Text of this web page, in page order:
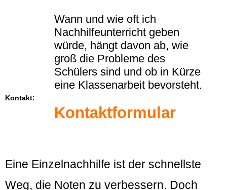
Wann und wie oft ich
Nachhilfeunterricht geben
würde, hängt davon ab, wie
groß die Probleme des
Schülers sind und ob in Kürze
eine Klassenarbeit bevorsteht.
Kontakt:
Kontaktformular
Eine Einzelnachhilfe ist der schnellste
Weg, die Noten zu verbessern. Doch